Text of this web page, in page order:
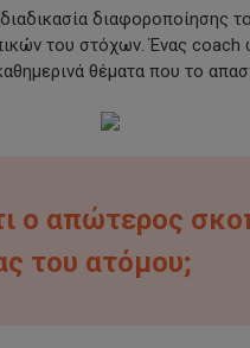
διαφοροποίησης
του στόχων. Ένας coach
θέματα που το
ο απώτερος
του ατόμου;